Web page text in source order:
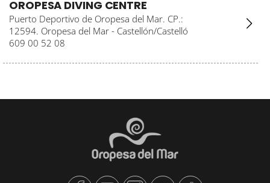
OROPESA DIVING CENTRE
Puerto Deportivo de Oropesa del Mar. CP.:
12594. Oropesa del Mar - Castellón/Castelló
609 00 52 08